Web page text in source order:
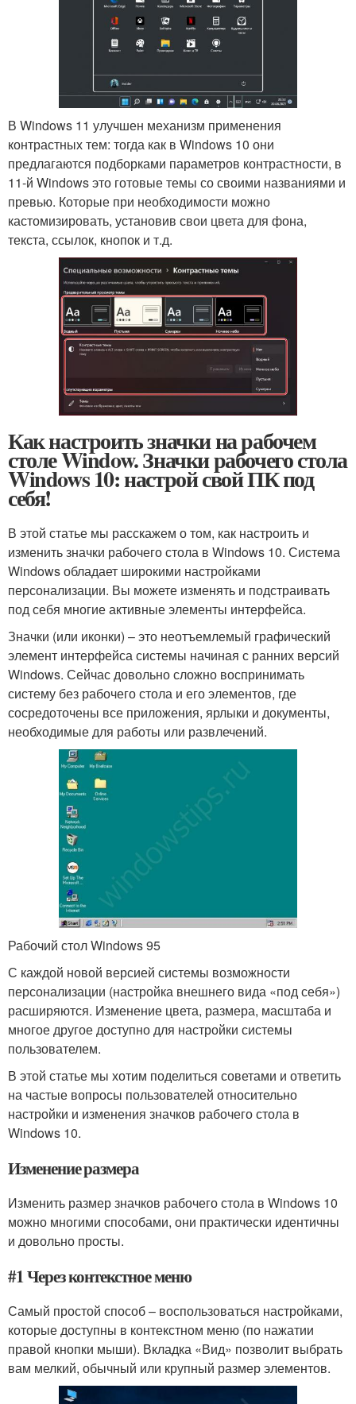
В Windows 11 улучшен механизм применения
контрастных тем: тогда как в Windows 10 они
предлагаются подборками параметров контрастности, в
11-й Windows это готовые темы со своими названиями и
превью. Которые при необходимости можно
кастомизировать, установив свои цвета для фона,
текста, ссылок, кнопок и т.д.
Как настроить значки на рабочем
столе Window. Значки рабочего стола
Windows 10: настрой свой ПК под
себя!
В этой статье мы расскажем о том, как настроить и
изменить значки рабочего стола в Windows 10. Система
Windows обладает широкими настройками
персонализации. Вы можете изменять и подстраивать
под себя многие активные элементы интерфейса.
Значки (или иконки) – это неотъемлемый графический
элемент интерфейса системы начиная с ранних версий
Windows. Сейчас довольно сложно воспринимать
систему без рабочего стола и его элементов, где
сосредоточены все приложения, ярлыки и документы,
необходимые для работы или развлечений.
Рабочий стол Windows 95
С каждой новой версией системы возможности
персонализации (настройка внешнего вида «под себя»)
расширяются. Изменение цвета, размера, масштаба и
многое другое доступно для настройки системы
пользователем.
В этой статье мы хотим поделиться советами и ответить
на частые вопросы пользователей относительно
настройки и изменения значков рабочего стола в
Windows 10.
Изменение размера
Изменить размер значков рабочего стола в Windows 10
можно многими способами, они практически идентичны
и довольно просты.
#1 Через контекстное меню
Самый простой способ – воспользоваться настройками,
которые доступны в контекстном меню (по нажатии
правой кнопки мыши). Вкладка «Вид» позволит выбрать
вам мелкий, обычный или крупный размер элементов.